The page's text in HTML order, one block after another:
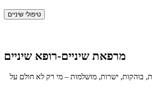
טיפולי שיניים
מרפאת שיניים-רופא שיניים
בוהקות, ישרות, מושלמות – מי רק לא חולם על